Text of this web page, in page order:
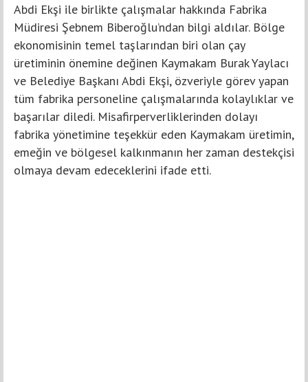
Abdi Ekşi ile birlikte çalışmalar hakkında Fabrika
Müdiresi Şebnem Biberoğlu’ndan bilgi aldılar. Bölge
ekonomisinin temel taşlarından biri olan çay
üretiminin önemine değinen Kaymakam Burak Yaylacı
ve Belediye Başkanı Abdi Ekşi, özveriyle görev yapan
tüm fabrika personeline çalışmalarında kolaylıklar ve
başarılar diledi. Misafirperverliklerinden dolayı
fabrika yönetimine teşekkür eden Kaymakam üretimin,
emeğin ve bölgesel kalkınmanın her zaman destekçisi
olmaya devam edeceklerini ifade etti.